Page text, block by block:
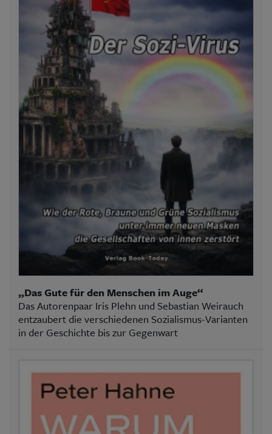
„Das Gute für den Menschen im Auge“
Das Autorenpaar Iris Plehn und Sebastian Weirauch
entzaubert die verschiedenen Sozialismus-Varianten
in der Geschichte bis zur Gegenwart